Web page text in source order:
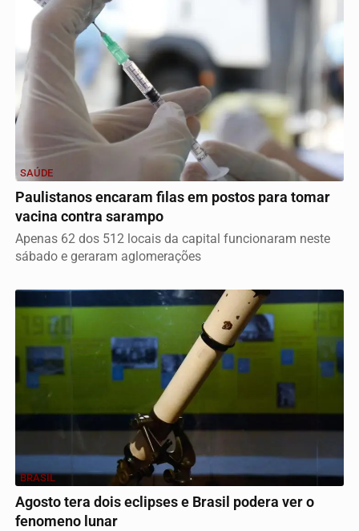
SAÚDE
Paulistanos encaram filas em postos para tomar
vacina contra sarampo
Apenas 62 dos 512 locais da capital funcionaram neste
sábado e geraram aglomerações
BRASIL
Agosto tera dois eclipses e Brasil podera ver o
fenomeno lunar